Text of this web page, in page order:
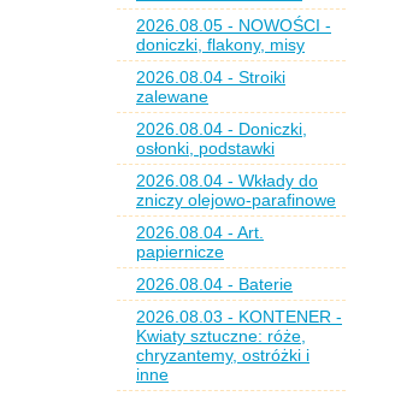
2026.08.05 - NOWOŚCI -
doniczki, flakony, misy
2026.08.04 - Stroiki
zalewane
2026.08.04 - Doniczki,
osłonki, podstawki
2026.08.04 - Wkłady do
zniczy olejowo-parafinowe
2026.08.04 - Art.
papiernicze
2026.08.04 - Baterie
2026.08.03 - KONTENER -
Kwiaty sztuczne: róże,
chryzantemy, ostróżki i
inne